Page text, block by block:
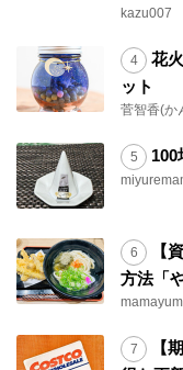
kazu007
花
ット
菅智香(か
100
【
方法「
【